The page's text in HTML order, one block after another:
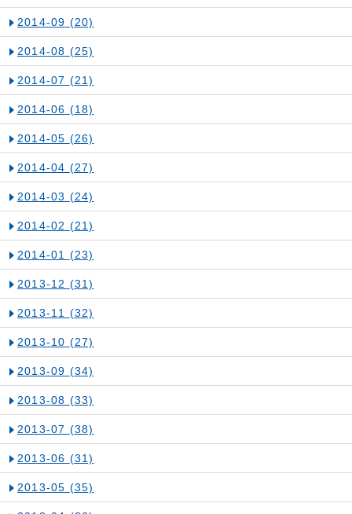
2014-09 (20)
2014-08 (25)
2014-07 (21)
2014-06 (18)
2014-05 (26)
2014-04 (27)
2014-03 (24)
2014-02 (21)
2014-01 (23)
2013-12 (31)
2013-11 (32)
2013-10 (27)
2013-09 (34)
2013-08 (33)
2013-07 (38)
2013-06 (31)
2013-05 (35)